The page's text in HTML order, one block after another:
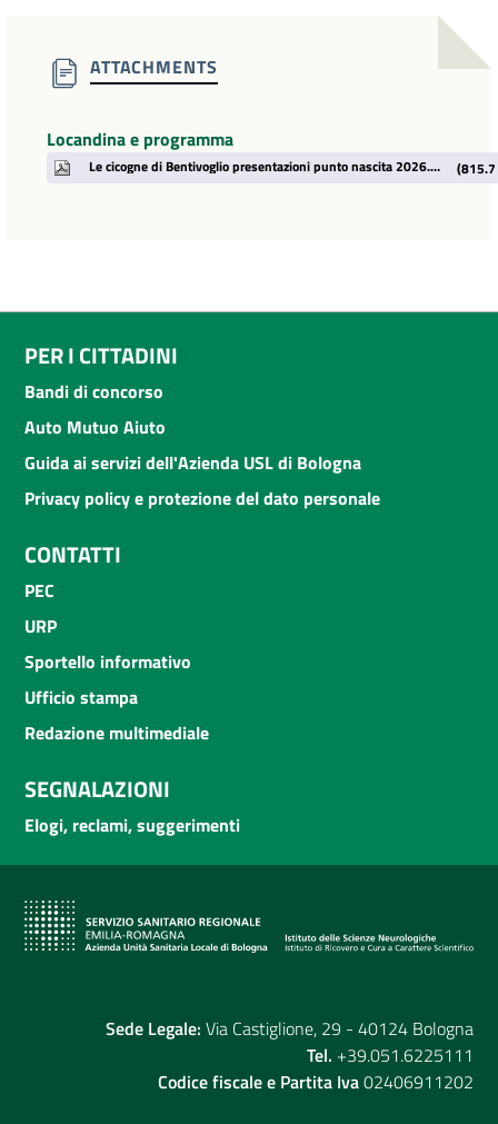
ATTACHMENTS
Locandina e programma
Le cicogne di Bentivoglio presentazioni punto nascita 2026.pdf (815.7
PER I CITTADINI
Bandi di concorso
Auto Mutuo Aiuto
Guida ai servizi dell'Azienda USL di Bologna
Privacy policy e protezione del dato personale
CONTATTI
PEC
URP
Sportello informativo
Ufficio stampa
Redazione multimediale
SEGNALAZIONI
Elogi, reclami, suggerimenti
Sede Legale: Via Castiglione, 29 - 40124 Bologna
Tel. +39.051.6225111
Codice fiscale e Partita Iva02406911202